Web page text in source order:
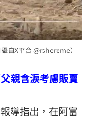
自X平台 @rshereme）
親含淚考慮販賣
導指出，在阿富